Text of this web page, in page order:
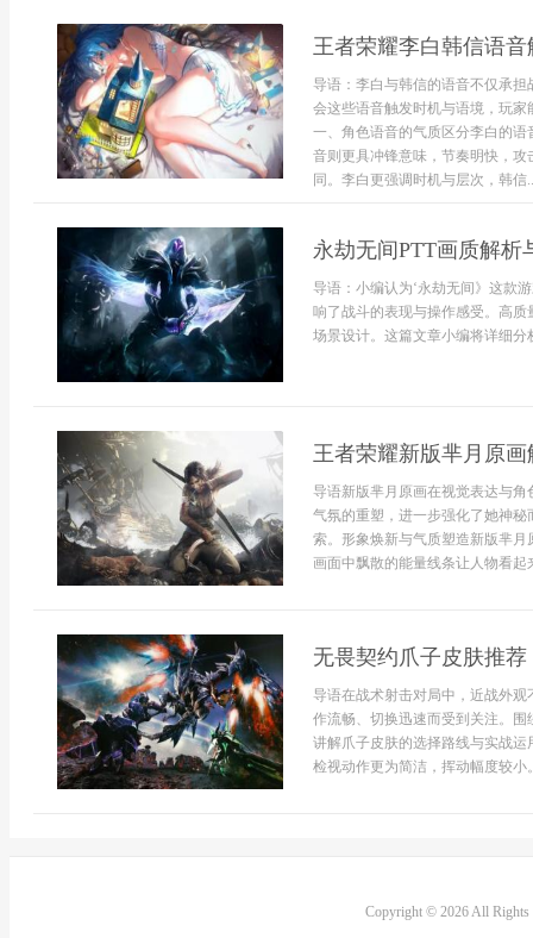
王者荣耀李白韩信语
导语：李白与韩信的语音不仅承
会这些语音触发时机与语境，玩
一、角色语音的气质区分李白的
音则更具冲锋意味，节奏明快，
同。李白更强调时机与层次，韩信
永劫无间PTT画质解析
导语：小编认为‘永劫无间》这款
响了战斗的表现与操作感受。高
场景设计。这篇文章小编将详细分
王者荣耀新版芈月原
导语新版芈月原画在视觉表达与
气氛的重塑，进一步强化了她神
索。形象焕新与气质塑造新版芈
画面中飘散的能量线条让人物看
无畏契约爪子皮肤推荐
导语在战术射击对局中，近战外
作流畅、切换迅速而受到关注。
讲解爪子皮肤的选择路线与实战
检视动作更为简洁，挥动幅度较
Copyright © 2026 All